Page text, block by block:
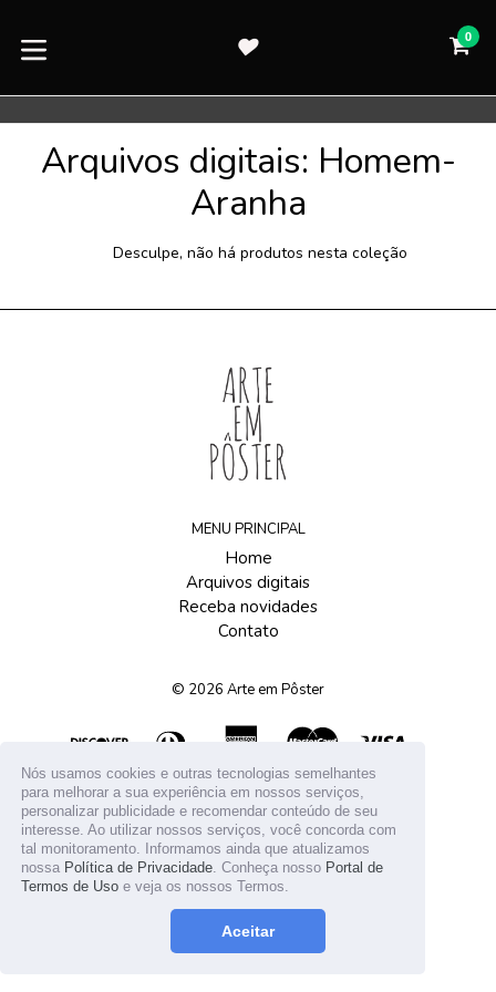
Nós usamos cookies e outras tecnologias semelhantes
para melhorar a sua experiência em nossos serviços,
personalizar publicidade e recomendar conteúdo de seu
interesse. Ao utilizar nossos serviços, você concorda com
tal monitoramento. Informamos ainda que atualizamos
nossa Política de Privacidade . Conheça nosso Portal de
Termos de Uso e veja os nossos Termos.
Aceitar
para
0
Arquivos digitais: Homem-
Aranha
Desculpe, não há produtos nesta coleção
MENU PRINCIPAL
Home
Arquivos digitais
Receba novidades
Contato
© 2026 Arte em Pôster